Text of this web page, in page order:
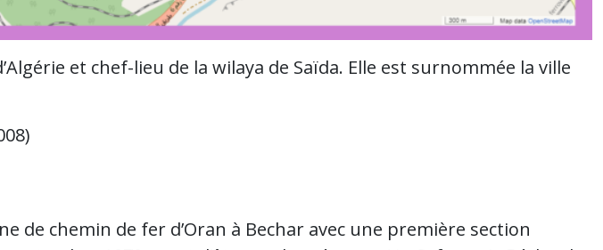
et chef-lieu de la wilaya de Saïda. Elle est surnommée la ville
de chemin de fer d’Oran à Bechar avec une première section